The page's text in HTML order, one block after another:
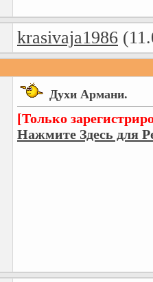
krasivaja1986
Духи Армани.
[Только
Нажмите Здесь для